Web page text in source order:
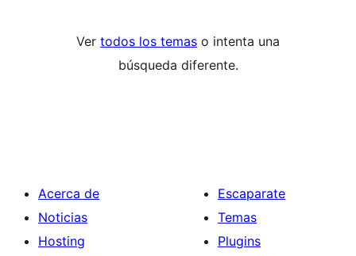
Ver todos los temas o intenta una
búsqueda diferente.
Acerca de
Noticias
Hosting
Escaparate
Temas
Plugins